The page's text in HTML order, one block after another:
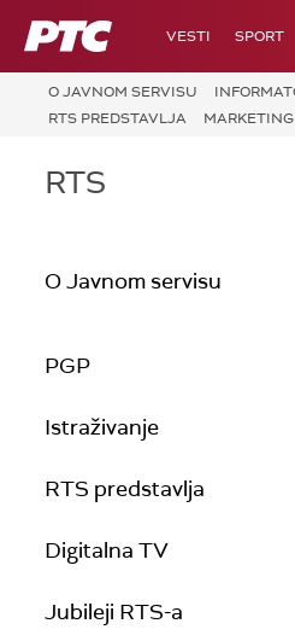
RTS VESTI SPORT
O JAVNOM SERVISU
RTS PREDSTAVLJA
MARKETING
RTS
O Javnom servisu
PGP
Istraživanje
RTS predstavlja
Digitalna TV
Jubileji RTS-a